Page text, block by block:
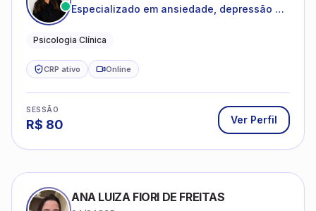
Especializado em ansiedade, depressão e
Psicologia Clínica
CRP ativo Online
SESSÃO
R$ 80 Ver Perfil
ANA LUIZA FIORI DE FREITAS